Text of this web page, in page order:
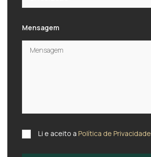
Mensagem
Li e aceito a Política de Privacidade.